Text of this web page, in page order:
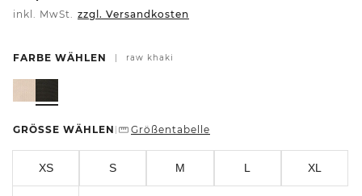
inkl. MwSt. zzgl. Versandkosten
FARBE WÄHLEN raw khaki
GRÖSSE WÄHLEN Größentabelle
XS S M L XL